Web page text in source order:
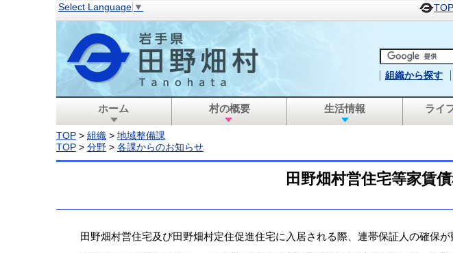
Select Language ▼
組織から探す
ホーム 村の概要 生活情報 ライ
TOP > 組織 > 地域整備課
TOP > 分野 > 各課からのお知らせ
田野畑村営住宅等家賃
田野畑村営住宅及び田野畑村定住促進住宅に入居される際、連帯保証人の確保